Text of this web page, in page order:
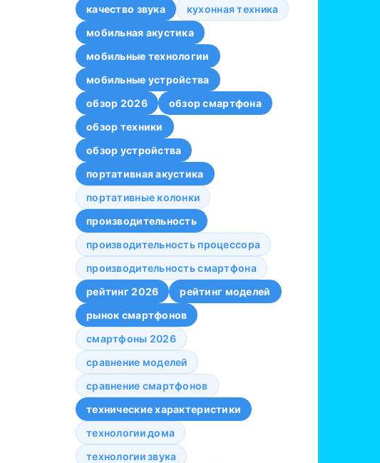
качество звука
кухонная техника
мобильная акустика
мобильные технологии
мобильные устройства
обзор 2026
обзор смартфона
обзор техники
обзор устройства
портативная акустика
портативные колонки
производительность
производительность процессора
производительность смартфона
рейтинг 2026
рейтинг моделей
рынок смартфонов
смартфоны 2026
сравнение моделей
сравнение смартфонов
технические характеристики
технологии дома
технологии звука